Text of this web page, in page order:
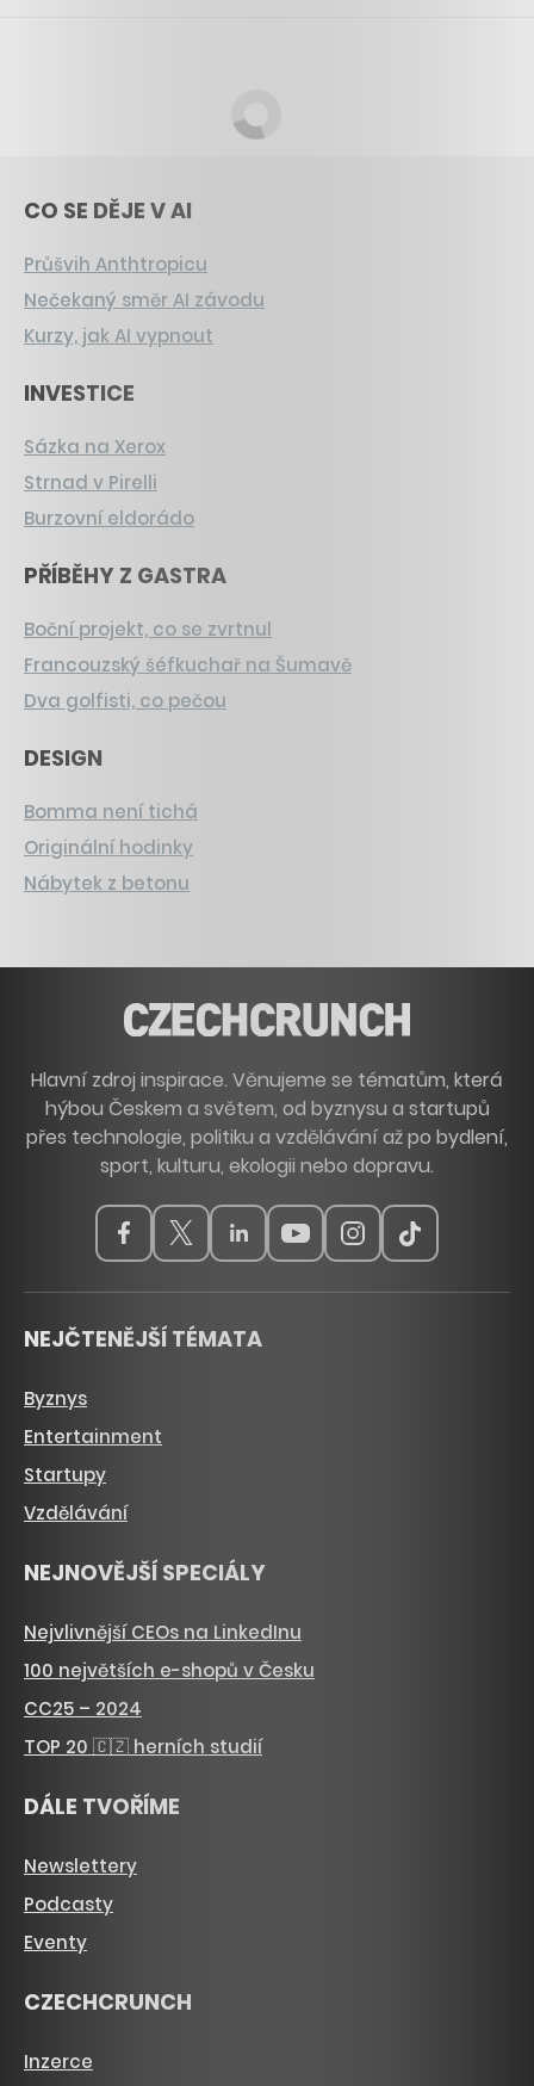
CO SE DĚJE V AI
Průšvih Anthtropicu
Nečekaný směr AI závodu
Kurzy, jak AI vypnout
INVESTICE
Sázka na Xerox
Strnad v Pirelli
Burzovní eldorádo
PŘÍBĚHY Z GASTRA
Boční projekt, co se zvrtnul
Francouzský šéfkuchař na Šumavě
Dva golfisti, co pečou
DESIGN
Bomma není tichá
Originální hodinky
Nábytek z betonu
Hlavní zdroj inspirace. Věnujeme se tématům, která
hýbou Českem a světem, od byznysu a startupů
přes technologie, politiku a vzdělávání až po bydlení,
sport, kulturu, ekologii nebo dopravu.
NEJČTENĚJŠÍ TÉMATA
Byznys
Entertainment
Startupy
Vzdělávání
NEJNOVĚJŠÍ SPECIÁLY
Nejvlivnější CEOs na LinkedInu
100 největších e-shopů v Česku
CC25 – 2024
TOP 20 🇨🇿 herních studií
DÁLE TVOŘÍME
Newslettery
Podcasty
Eventy
CZECHCRUNCH
Inzerce